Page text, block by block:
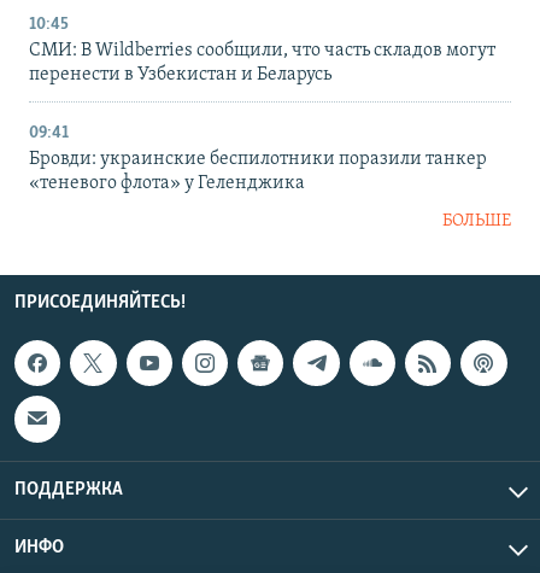
10:45
СМИ: В Wildberries сообщили, что часть складов могут
перенести в Узбекистан и Беларусь
09:41
Бровди: украинские беспилотники поразили танкер
«теневого флота» у Геленджика
БОЛЬШЕ
ПРИСОЕДИНЯЙТЕСЬ!
ПОДДЕРЖКА
ИНФО